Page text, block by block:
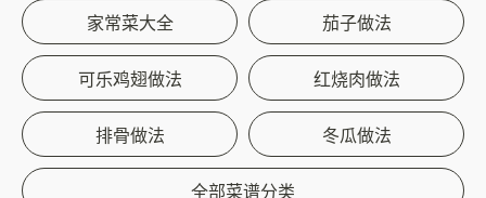
家常菜大全 茄子做法
可乐鸡翅做法 红烧肉做法
排骨做法 冬瓜做法
全部菜谱分类